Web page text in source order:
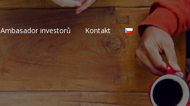
Ambasador investorů Kontakt